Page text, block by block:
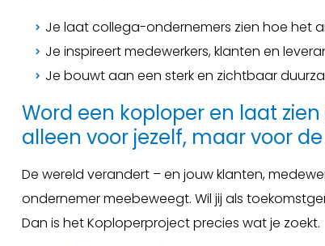
Je laat collega-ondernemers zien hoe het
Je inspireert medewerkers, klanten en
Je bouwt aan een sterk en zichtbaar
Word een koploper en laat
alleen voor jezelf, maar voor
De wereld verandert – en jouw klanten,
ondernemer meebeweegt. Wil jij als
Dan is het Koploperproject precies wat je zoekt.